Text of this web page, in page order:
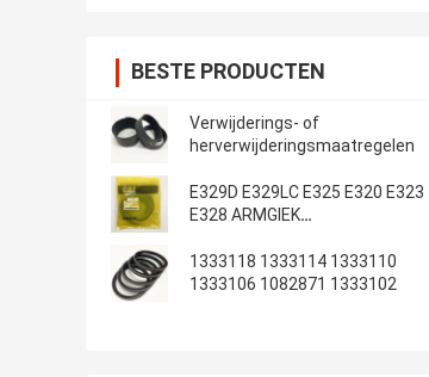
BESTE PRODUCTEN
Verwijderings- of
herverwijderingsmaatregelen
E329D E329LC E325 E320 E323
E328 ARMGIEK
1333118 1333114 1333110
1333106 1082871 1333102